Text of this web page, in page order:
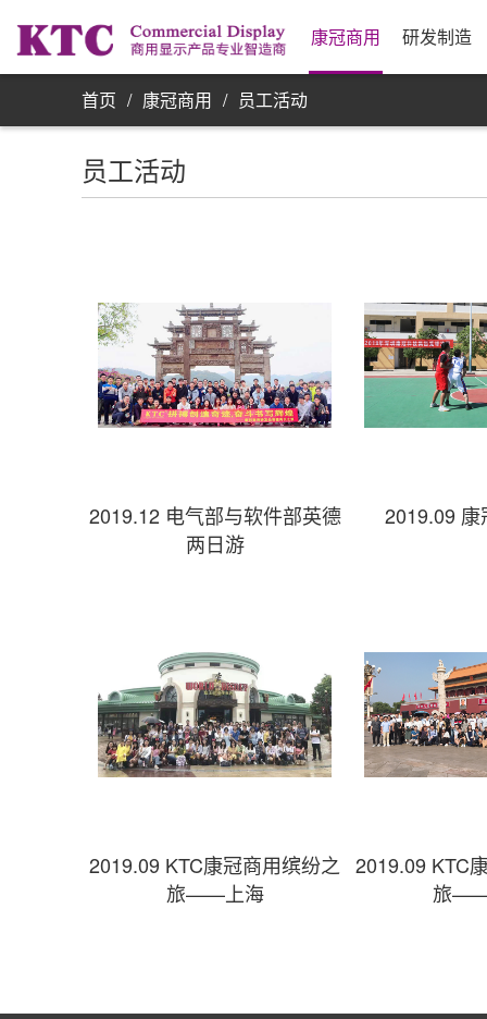
康冠商用 研发制造
首页 / 康冠商用 / 员工活动
员工活动
2019.12 电气部与软件部英德
两日游
2019.09
2019.09 KTC康冠商用缤纷之
旅——上海
2019.09 KTC
旅